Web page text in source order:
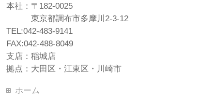
本社：〒182-0025
東京都調布市多摩川2-3-12
TEL:042-483-9141
FAX:042-488-8049
支店：稲城店
拠点：大田区・江東区・川崎市
ホーム